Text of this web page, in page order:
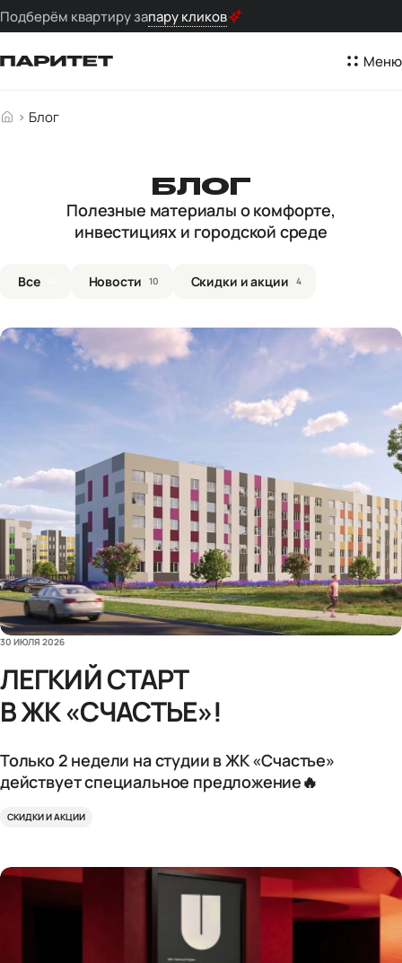
Подберём квартиру запару кликов
Меню
Блог
БЛОГ
Полезные материалы о комфорте,
инвестициях и городской среде
Все Новости 10 Скидки и акции 4
30 ИЮЛЯ 2026
ЛЕГКИЙ СТАРТ
В ЖК «СЧАСТЬЕ»!
Только 2 недели на студии в ЖК «Счастье»
действует специальное предложение🔥
СКИДКИ И АКЦИИ